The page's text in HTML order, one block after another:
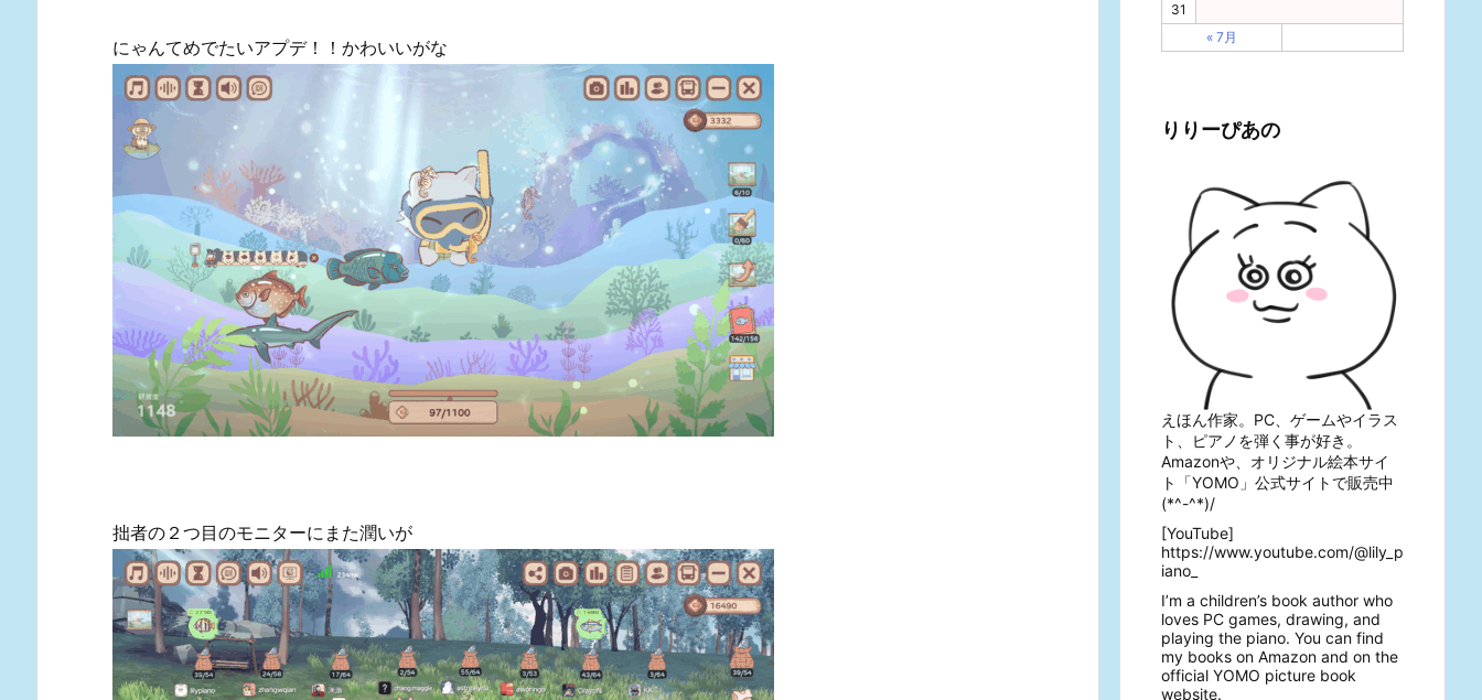
にゃんてめでたいアプデ！！かわいいがな
拙者の２つ目のモニターにまた潤いが
31
« 7月
りりーぴあの
えほん作家。PC、ゲームやイラス
ト、ピアノを弾く事が好き。
Amazonや、オリジナル絵本サイ
ト「YOMO」公式サイトで販売中
(*^-^*)/
[YouTube]
https://www.youtube.com/@lily_p
iano_
I’m a children’s book author who
loves PC games, drawing, and
playing the piano. You can find
my books on Amazon and on the
official YOMO picture book
website.